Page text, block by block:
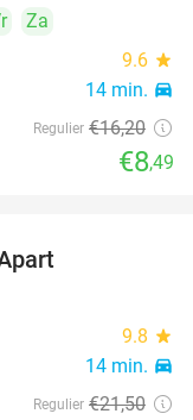
Za
9.6 star
14 min. directions_car
Regulier €16,20
€8,49
9.8 star
14 min. directions_car
Regulier €21,50